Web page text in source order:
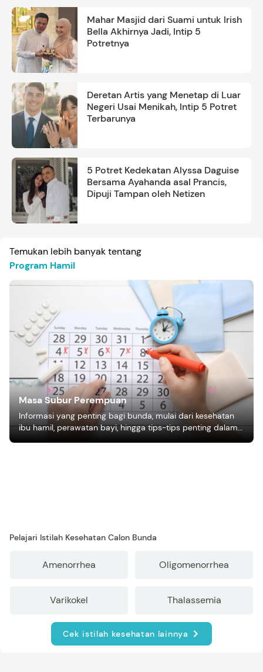
Mahar Masjid dari Suami untuk Irish
Bella Akhirnya Jadi, Intip 5
Potretnya
Deretan Artis yang Menetap di Luar
Negeri Usai Menikah, Intip 5 Potret
Terbarunya
5 Potret Kedekatan Alyssa Daguise
Bersama Ayahanda asal Prancis,
Dipuji Tampan oleh Netizen
Temukan lebih banyak tentang
Program Hamil
Masa Subur Perempuan
Informasi yang penting bagi bunda, mulai dari kesehatan
ibu hamil, perawatan bayi, hingga tips-tips penting dalam
Pelajari Istilah Kesehatan Calon Bunda
Amenorrhea Oligomenorrhea
Varikokel Thalassemia
Cek istilah kesehatan lainnya